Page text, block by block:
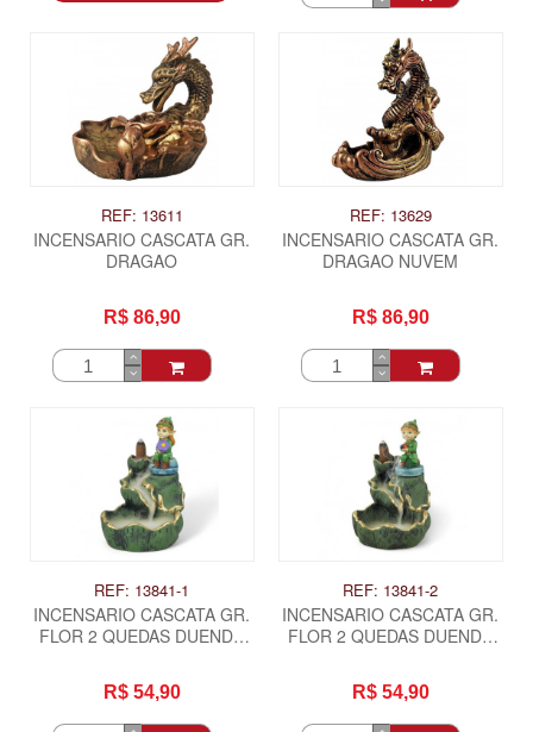
REF: 13611
INCENSARIO CASCATA GR.
DRAGAO
R$ 86,90
REF: 13629
INCENSARIO CASCATA GR.
DRAGAO NUVEM
R$ 86,90
REF: 13841-1
INCENSARIO CASCATA GR.
FLOR 2 QUEDAS DUENDE
R$ 54,90
REF: 13841-2
INCENSARIO CASCATA GR.
FLOR 2 QUEDAS DUENDE
R$ 54,90